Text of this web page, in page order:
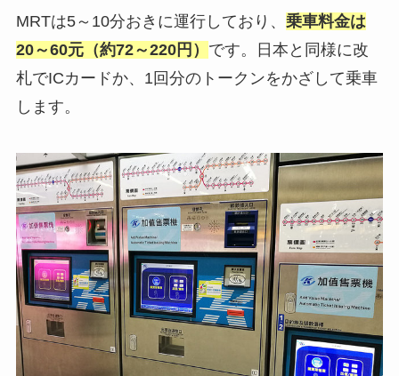
MRTは5～10分おきに運行しており、 乗車料金は
20～60元（約72～220円） です。日本と同様に改
札でICカードか、1回分のトークンをかざして乗車
します。